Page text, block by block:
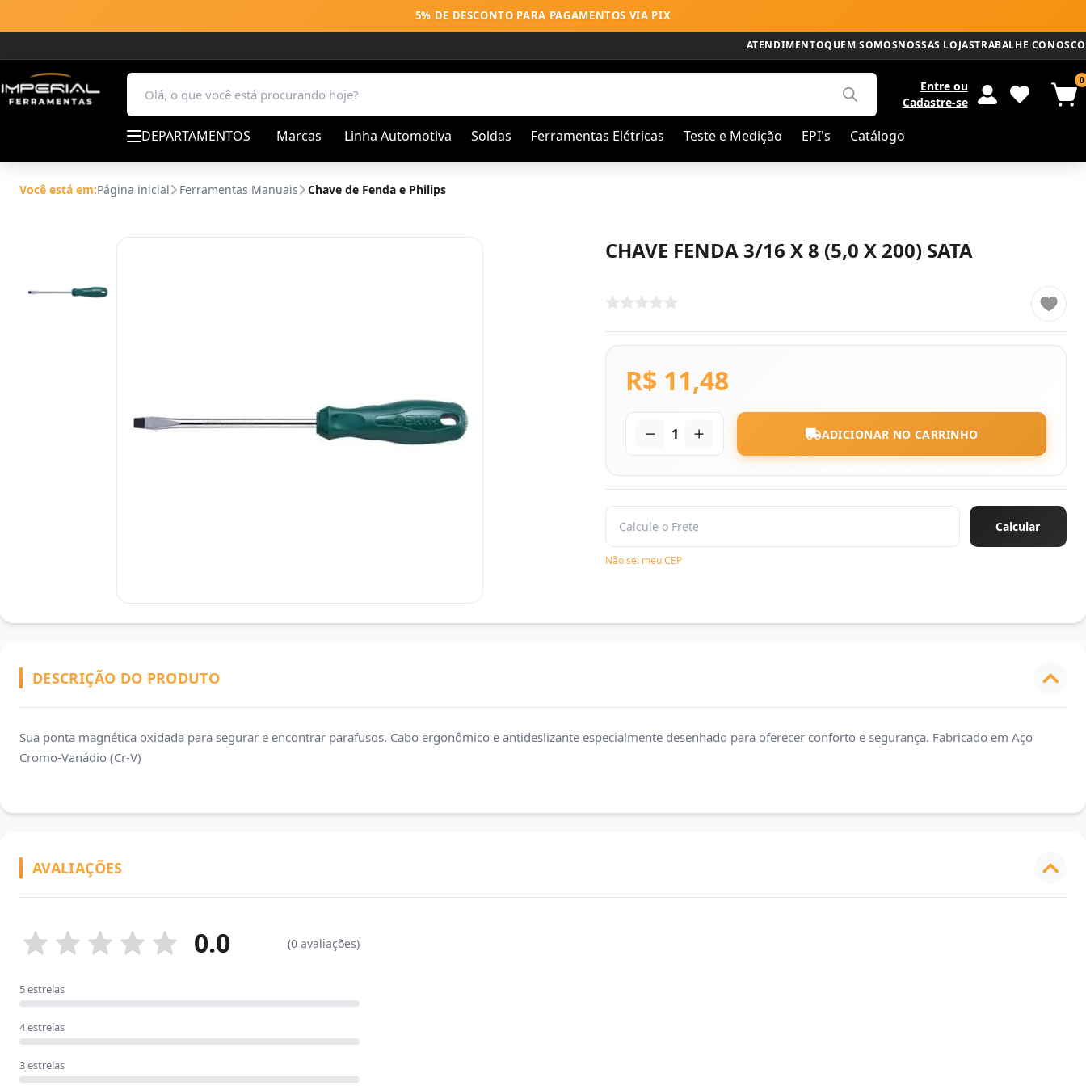
5% DE DESCONTO PARA PAGAMENTOS VIA PIX
ATENDIMENTOQUEM SOMOSNOSSAS LOJASTRABALHE CONOSCO
DEPARTAMENTOS Marcas Linha Automotiva Soldas Ferramentas Elétricas Teste e Medição EPI's Catálogo
Entre ou
Cadastre-se
0
Você está em:Página inicial Ferramentas Manuais Chave de Fenda e Philips
CHAVE FENDA 3/16 X 8 (5,0 X 200) SATA
R$ 11,48
1 ADICIONAR NO CARRINHO
Não sei meu CEP
DESCRIÇÃO DO PRODUTO
Sua ponta magnética oxidada para segurar e encontrar parafusos. Cabo ergonômico e antideslizante especialmente desenhado para oferecer conforto e segurança. Fabricado em Aço
Cromo-Vanádio (Cr-V)
AVALIAÇÕES
0.0 (0 avaliações)
5 estrelas
4 estrelas
3 estrelas